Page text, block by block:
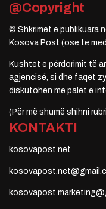
@Copyright
© Shkrimet e publikuara
Kosova Post (ose të
Kushtet e përdorimit të
agjencisë, si dhe faqet
diskutohen me palët e
(Për më shumë shihni
KONTAKTI
kosovapost.net